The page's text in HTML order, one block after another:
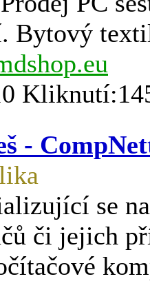
Bytový
-
se
či jejich